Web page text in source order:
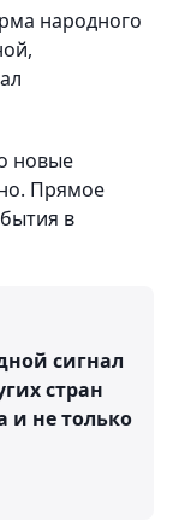
народного
новые
Прямое
в
сигнал
стран
и не только